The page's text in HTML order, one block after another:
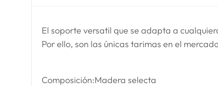
El soporte versatil que se adapta a
Por ello, son las únicas tarimas en el
Composición:Madera selecta